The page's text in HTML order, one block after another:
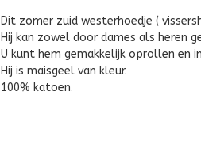
Dit zomer zuid westerhoedje (
Hij kan zowel door dames als heren
U kunt hem gemakkelijk oprollen en
Hij is maisgeel van kleur.
100% katoen.